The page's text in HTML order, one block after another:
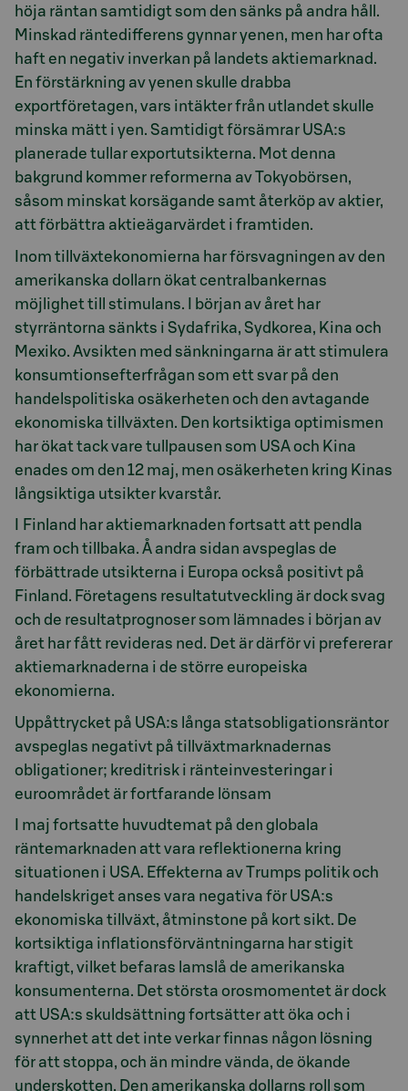
höja räntan samtidigt som den sänks på andra håll.
Minskad räntedifferens gynnar yenen, men har ofta
haft en negativ inverkan på landets aktiemarknad.
En förstärkning av yenen skulle drabba
exportföretagen, vars intäkter från utlandet skulle
minska mätt i yen. Samtidigt försämrar USA:s
planerade tullar exportutsikterna. Mot denna
bakgrund kommer reformerna av Tokyobörsen,
såsom minskat korsägande samt återköp av aktier,
att förbättra aktieägarvärdet i framtiden.
Inom tillväxtekonomierna har försvagningen av den
amerikanska dollarn ökat centralbankernas
möjlighet till stimulans. I början av året har
styrräntorna sänkts i Sydafrika, Sydkorea, Kina och
Mexiko. Avsikten med sänkningarna är att stimulera
konsumtionsefterfrågan som ett svar på den
handelspolitiska osäkerheten och den avtagande
ekonomiska tillväxten. Den kortsiktiga optimismen
har ökat tack vare tullpausen som USA och Kina
enades om den 12 maj, men osäkerheten kring Kinas
långsiktiga utsikter kvarstår.
I Finland har aktiemarknaden fortsatt att pendla
fram och tillbaka. Å andra sidan avspeglas de
förbättrade utsikterna i Europa också positivt på
Finland. Företagens resultatutveckling är dock svag
och de resultatprognoser som lämnades i början av
året har fått revideras ned. Det är därför vi prefererar
aktiemarknaderna i de större europeiska
ekonomierna.
Uppåttrycket på USA:s långa statsobligationsräntor
avspeglas negativt på tillväxtmarknadernas
obligationer; kreditrisk i ränteinvesteringar i
euroområdet är fortfarande lönsam
I maj fortsatte huvudtemat på den globala
räntemarknaden att vara reflektionerna kring
situationen i USA. Effekterna av Trumps politik och
handelskriget anses vara negativa för USA:s
ekonomiska tillväxt, åtminstone på kort sikt. De
kortsiktiga inflationsförväntningarna har stigit
kraftigt, vilket befaras lamslå de amerikanska
konsumenterna. Det största orosmomentet är dock
att USA:s skuldsättning fortsätter att öka och i
synnerhet att det inte verkar finnas någon lösning
för att stoppa, och än mindre vända, de ökande
underskotten. Den amerikanska dollarns roll som